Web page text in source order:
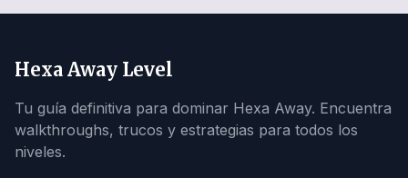
Hexa Away Level
Tu guía definitiva para dominar Hexa Away. Encuentra
walkthroughs, trucos y estrategias para todos los
niveles.